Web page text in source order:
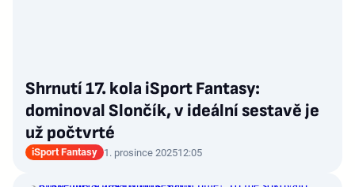
Shrnutí 17. kola iSport Fantasy:
dominoval Slončík, v ideální sestavě je
už počtvrté
iSport Fantasy 1. prosince 202512:05